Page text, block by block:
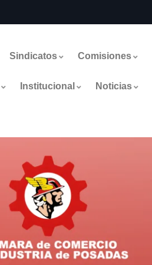
Sindicatos Comisiones
Institucional Noticias